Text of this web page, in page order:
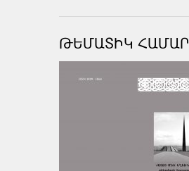
ԹԵՄԱՏԻԿ ՀԱՄԱՐ